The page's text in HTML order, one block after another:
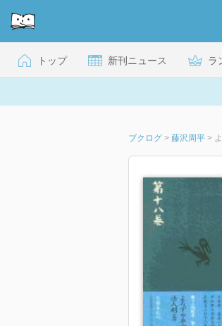
トップ 新刊ニュース ラ
ブクログ > 藤沢周平 >